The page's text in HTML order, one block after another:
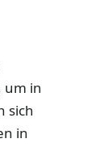
um in
sich
in